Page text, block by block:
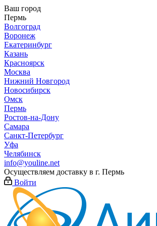
Ваш город
Пермь
Волгоград
Воронеж
Екатеринбург
Казань
Красноярск
Москва
Нижний Новгород
Новосибирск
Омск
Пермь
Ростов-на-Дону
Самара
Санкт-Петербург
Уфа
Челябинск
info@youline.net
Осуществляем доставку в г. Пермь
Войти